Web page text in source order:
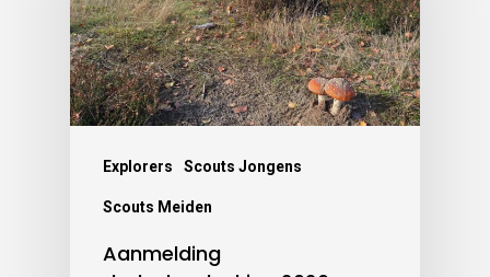
Explorers Scouts Jongens
Scouts Meiden
Aanmelding